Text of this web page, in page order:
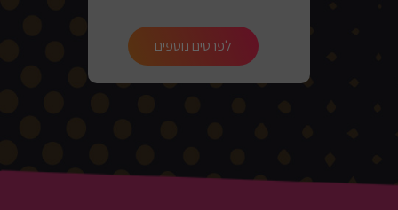
לפרטים נוספים